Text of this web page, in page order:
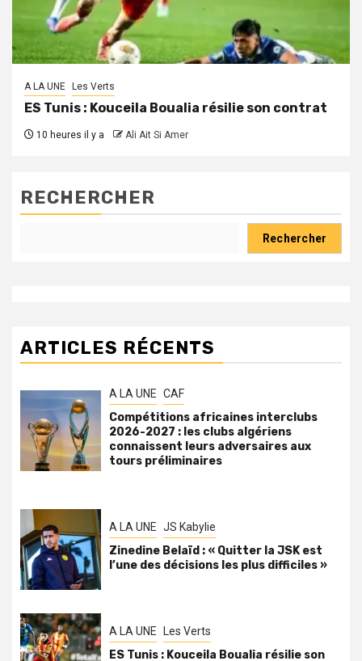
A LA UNE Les Verts
ES Tunis : Kouceila Boualia résilie son contrat
10 heures il y a Ali Ait Si Amer
RECHERCHER
Rechercher
ARTICLES RÉCENTS
A LA UNE CAF
Compétitions africaines interclubs
2026-2027 : les clubs algériens
connaissent leurs adversaires aux
tours préliminaires
A LA UNE JS Kabylie
Zinedine Belaïd : « Quitter la JSK est
l’une des décisions les plus difficiles »
A LA UNE Les Verts
ES Tunis : Kouceila Boualia résilie son